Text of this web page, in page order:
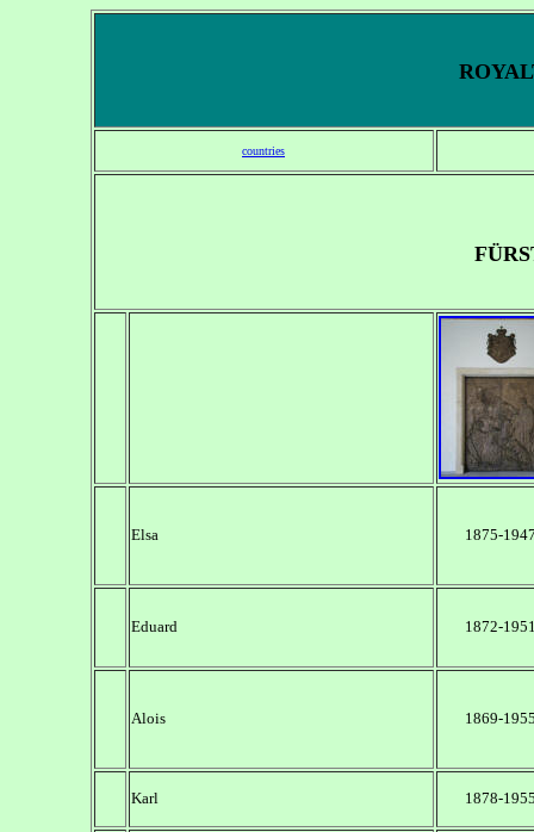
countries
Elsa 1875-
Eduard 1872-
Alois 1869-
Karl 1878-